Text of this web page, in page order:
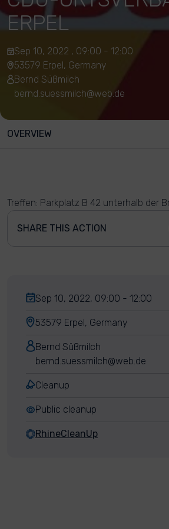
ERPEL
Sep 10, 2022 , 09:00 - 12:00
53579 Erpel, Germany
Bernd Süßmilch
bernd.suessmilch@web.de
OVERVIEW
Treffen: Parkplatz B 42 unterhalb der
SHARE THIS ACTION
Sep 10, 2022, 09:00 - 12:00
53579 Erpel, Germany
Bernd Süßmilch
bernd.suessmilch@web.de
Cleanup
Public cleanup
RhineCleanUp